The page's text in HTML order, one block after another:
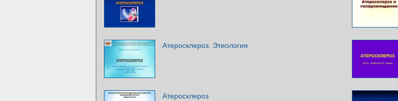
Атеросклероз. Этиология
Атеросклероз